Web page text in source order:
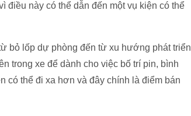
điều này có thể dẫn đến một vụ kiện có thể
bỏ lốp dự phòng đến từ xu hướng phát triển
trong xe để dành cho việc bố trí pin, bình
có thể đi xa hơn và đây chính là điểm bán